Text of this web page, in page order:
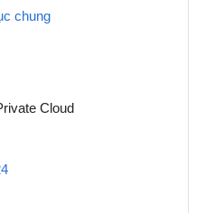
chung
Cloud